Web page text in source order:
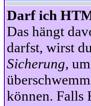
Darf ich
Das hängt
darfst, wirst
Sicherung,
können. Falls